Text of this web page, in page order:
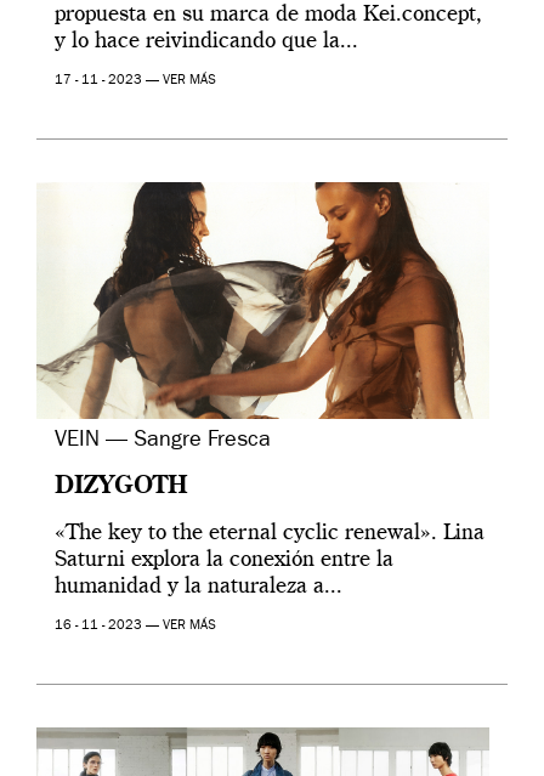
propuesta en su marca de moda Kei.concept,
y lo hace reivindicando que la...
17 - 11 - 2023 — VER MÁS
VEIN — Sangre Fresca
DIZYGOTH
«The key to the eternal cyclic renewal». Lina
Saturni explora la conexión entre la
humanidad y la naturaleza a...
16 - 11 - 2023 — VER MÁS